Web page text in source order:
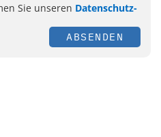
Sie unseren Datenschutz-
ABSENDEN